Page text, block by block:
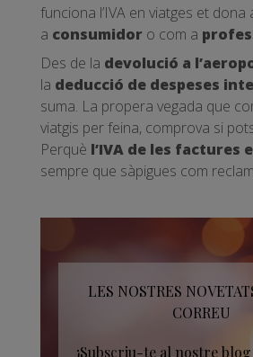
funciona l’IVA en viatges et
a consumidor o com a
Des de la devolució a
la deducció de despeses
suma. La propera vegada que
viatgis per feina, comprova si
Perquè l’IVA de les factures
sempre que sàpigues com
LES NOSTRES
CORREU
¡Subscriu-te al nostre